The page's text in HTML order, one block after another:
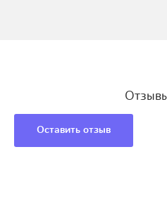
Оставить отзыв